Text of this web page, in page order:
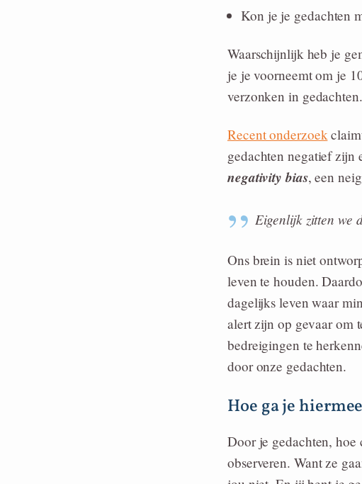
Kon je je gedachten
Waarschijnlijk heb je
je je voorneemt om je
verzonken in gedachten.
Recent onderzoek
gedachten negatief zijn
negativity bias, een
Eigenlijk zitten we
Ons brein is niet
leven te houden.
dagelijks leven waar
alert zijn op gevaar om
bedreigingen te
door onze gedachten.
Hoe ga je
Door je gedachten,
observeren. Want ze